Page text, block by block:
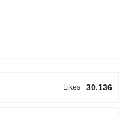
30.136
Likes